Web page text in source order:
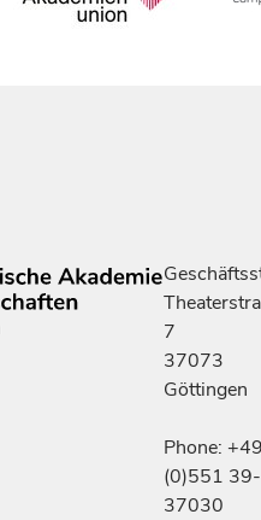
7
37073
Göttingen
Phone:
(0)551 39-
37030